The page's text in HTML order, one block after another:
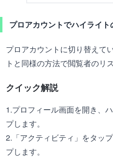
プロアカウントでハイライ
プロアカウントに切り替えて
トと同様の方法で閲覧者のリ
クイック解説
1.プロフィール画面を開き、
プします。
2.「アクティビティ」をタッ
プします。